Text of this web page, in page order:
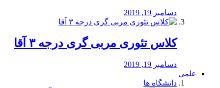
دسامبر 19, 2019
کلاس تئوری مربی گری درجه ۳ آقا
دسامبر 19, 2019
علمی
دانشگاه ها